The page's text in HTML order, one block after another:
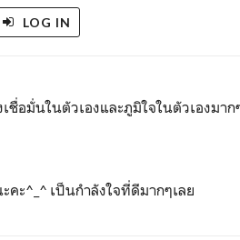
LOG IN
อมั่นในตัวเองและภูมิใจในตัวเองมาก
ะ^_^ เป็นกำลังใจที่ดีมากๆเลย